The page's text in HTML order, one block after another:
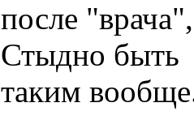
после
Стыдно быть
таким